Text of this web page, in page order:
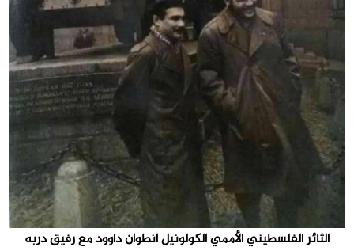
الثائر الفلسطيني الأممي الكولونيل أنطوان داوود مع رفيق دربه